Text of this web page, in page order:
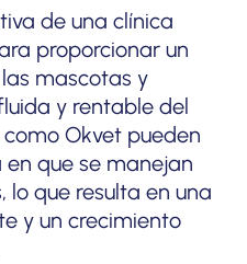
de una clínica
proporcionar un
mascotas y
y rentable del
Okvet pueden
que se manejan
lo que resulta en una
y un crecimiento